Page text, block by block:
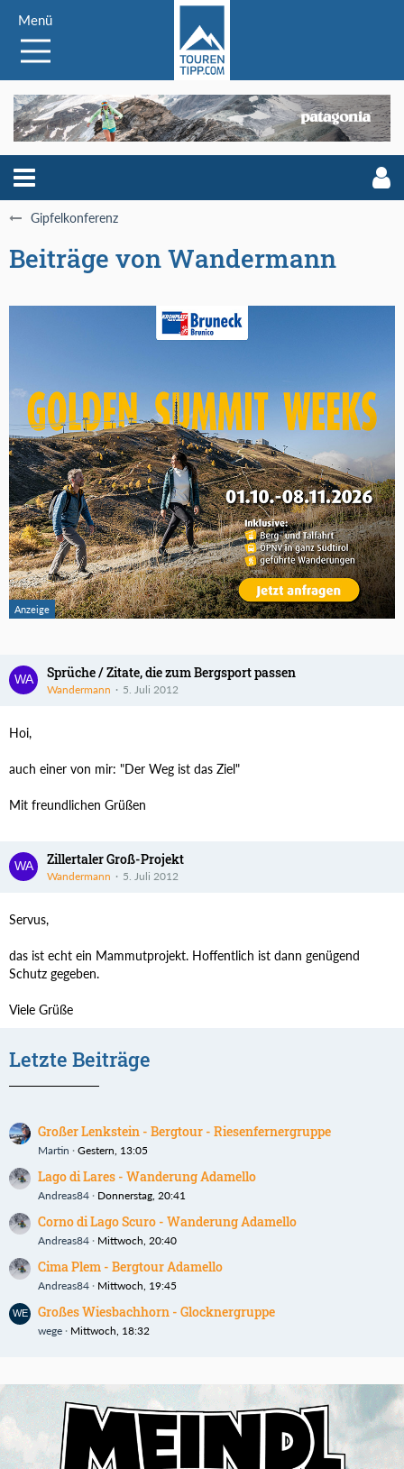
Menü
Gipfelkonferenz
Beiträge von Wandermann
Sprüche / Zitate, die zum Bergsport passen
Wandermann 5. Juli 2012
Hoi,
auch einer von mir: "Der Weg ist das Ziel"
Mit freundlichen Grüßen
Zillertaler Groß-Projekt
Wandermann 5. Juli 2012
Servus,
das ist echt ein Mammutprojekt. Hoffentlich ist dann genügend
Schutz gegeben.
Viele Grüße
Letzte Beiträge
Großer Lenkstein - Bergtour - Riesenfernergruppe
Martin Gestern, 13:05
Lago di Lares - Wanderung Adamello
Andreas84 Donnerstag, 20:41
Corno di Lago Scuro - Wanderung Adamello
Andreas84 Mittwoch, 20:40
Cima Plem - Bergtour Adamello
Andreas84 Mittwoch, 19:45
Großes Wiesbachhorn - Glocknergruppe
wege Mittwoch, 18:32